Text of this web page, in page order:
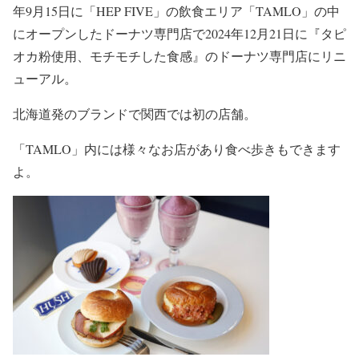
年9月15日に「HEP FIVE」の飲食エリア「TAMLO」の中
にオープンしたドーナツ専門店で2024年12月21日に『タピ
オカ粉使用、モチモチした食感』のドーナツ専門店にリニ
ューアル。
北海道発のブランドで関西では初の店舗。
「TAMLO」内には様々なお店があり食べ歩きもできます
よ。